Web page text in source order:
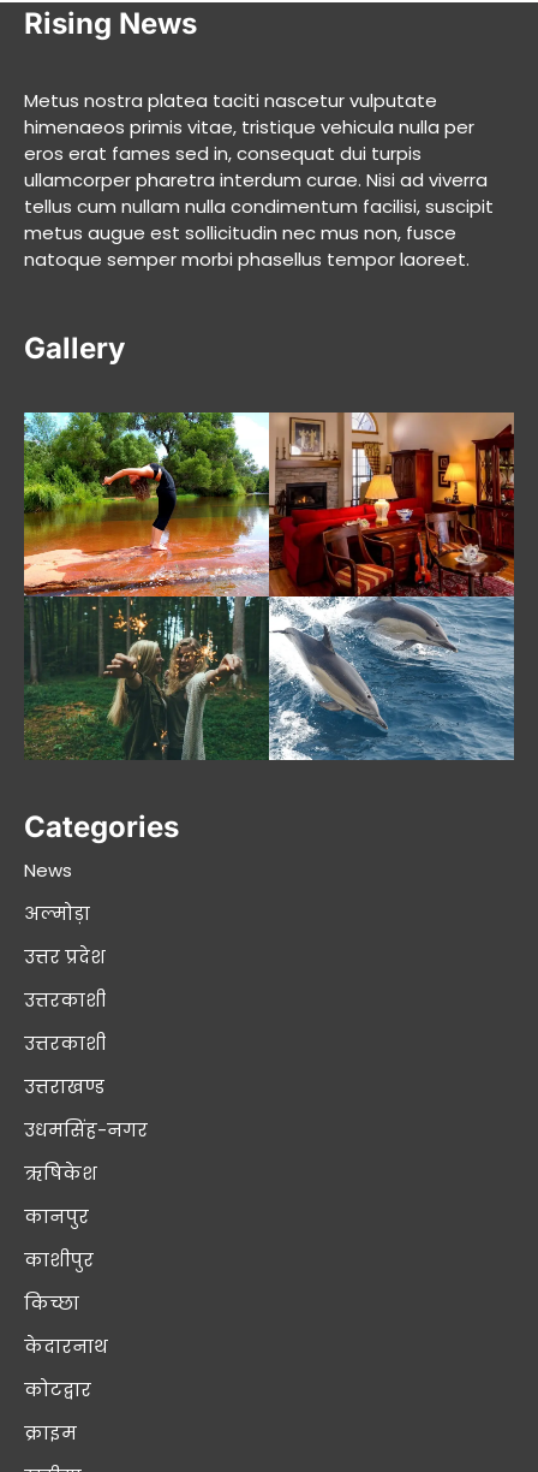
Rising News
Metus nostra platea taciti nascetur vulputate
himenaeos primis vitae, tristique vehicula nulla per
eros erat fames sed in, consequat dui turpis
ullamcorper pharetra interdum curae. Nisi ad viverra
tellus cum nullam nulla condimentum facilisi, suscipit
metus augue est sollicitudin nec mus non, fusce
natoque semper morbi phasellus tempor laoreet.
Gallery
Categories
News
अल्मोड़ा
उत्तर प्रदेश
उत्तरकाशी
उत्तरकाशी
उत्तराखण्ड
उधमसिंह-नगर
ऋषिकेश
कानपुर
काशीपुर
किच्छा
केदारनाथ
कोटद्वार
क्राइम